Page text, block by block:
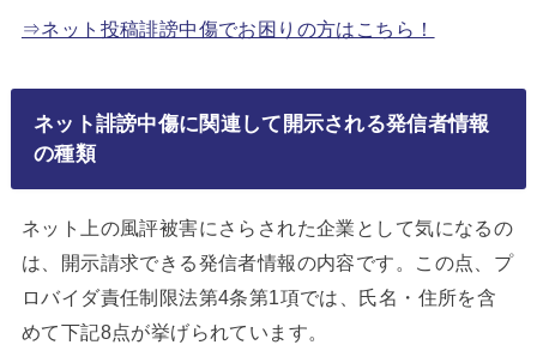
⇒ネット投稿誹謗中傷でお困りの方はこちら！
ネット誹謗中傷に関連して開示される発信者情報
の種類
ネット上の風評被害にさらされた企業として気になるの
は、開示請求できる発信者情報の内容です。この点、プ
ロバイダ責任制限法第4条第1項では、氏名・住所を含
めて下記8点が挙げられています。